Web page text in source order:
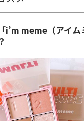
i’m meme（アイ